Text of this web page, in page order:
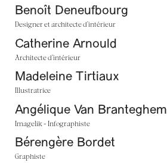
Benoît Deneufbourg
Designer et architecte d’intérieur
Catherine Arnould
Architecte d’intérieur
Madeleine Tirtiaux
Illustratrice
Angélique Van Branteghem
Imagelik - Infographiste
Bérengère Bordet
Graphiste